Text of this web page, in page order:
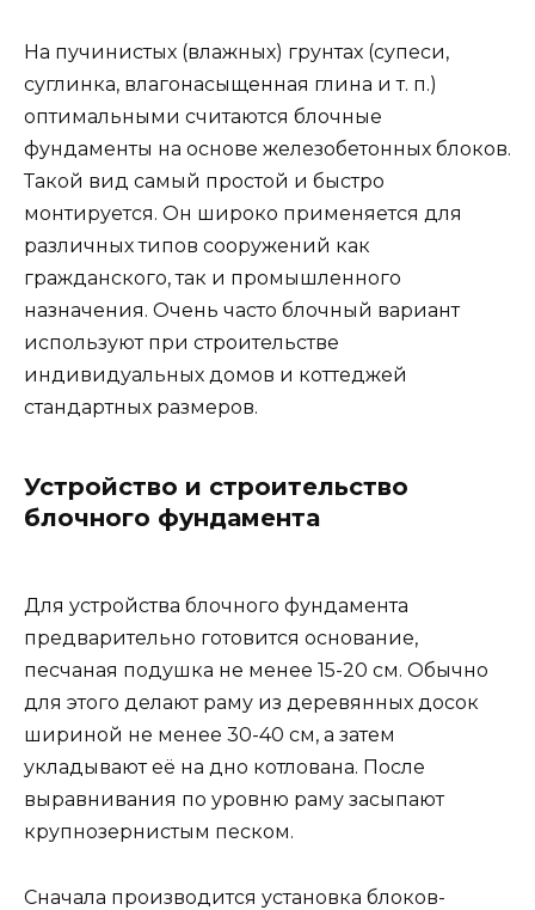
На пучинистых (влажных) грунтах (супеси,
суглинка, влагонасыщенная глина и т. п.)
оптимальными считаются блочные
фундаменты на основе железобетонных блоков.
Такой вид самый простой и быстро
монтируется. Он широко применяется для
различных типов сооружений как
гражданского, так и промышленного
назначения. Очень часто блочный вариант
используют при строительстве
индивидуальных домов и коттеджей
стандартных размеров.
Устройство и строительство
блочного фундамента
Для устройства блочного фундамента
предварительно готовится основание,
песчаная подушка не менее 15-20 см. Обычно
для этого делают раму из деревянных досок
шириной не менее 30-40 см, а затем
укладывают её на дно котлована. После
выравнивания по уровню раму засыпают
крупнозернистым песком.
Сначала производится установка блоков-